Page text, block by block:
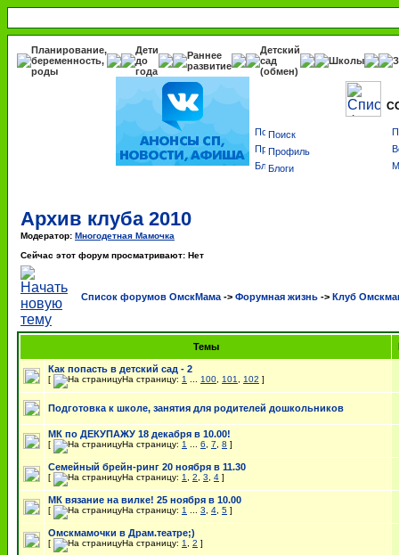
Планирование,
беременность,
роды
Дети
до
года
Раннее
развитие
Детский
сад
(обмен)
Школы
Поиск
Профиль
Блоги
Архив клуба 2010
Модератор: Многодетная Мамочка
Сейчас этот форум просматривают: Нет
Список форумов ОмскМама -> Форумная жизнь -> Клуб
Темы
Как попасть в детский сад - 2
[ На страницу: 1 100 101 102 ]
Подготовка к школе, занятия для родителей дошкольников
МК по ДЕКУПАЖУ 18 декабря в 10.00!
[ На страницу: 1 6 7 8 ]
Семейный брейн-ринг 20 ноября в 11.30
[ На страницу: 1 2 3 4 ]
МК вязание на вилке! 25 ноября в 10.00
[ На страницу: 1 3 4 5 ]
Омскмамочки в Драм.театре;)
[ На страницу: 1 2 ]